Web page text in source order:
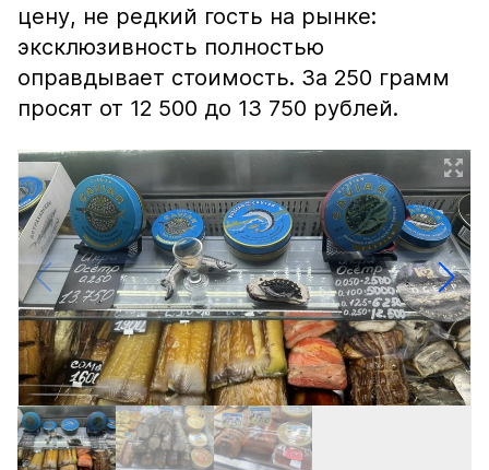
цену, не редкий гость на рынке:
эксклюзивность полностью
оправдывает стоимость. За 250 грамм
просят от 12 500 до 13 750 рублей.